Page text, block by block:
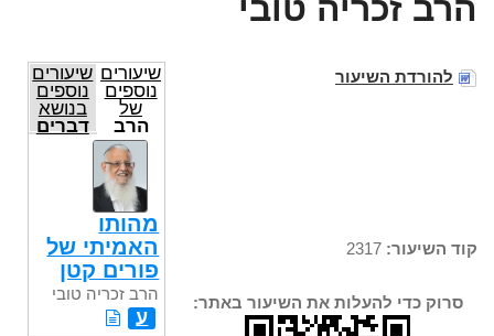
הרב זכריה טובי
להורדת השיעור
קוד השיעור:
סרוק כדי להעלות את השיעור באתר:
שיעורים
נוספים
של
הרב
זכריה
טובי
שיעורים
נוספים
בנושא
דברים
מהותו
האמיתי של
פורים קטן
הרב זכריה טובי
ע